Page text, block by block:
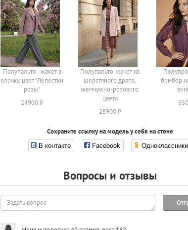
Полупальто - жакет в
елочку, цвет "Лепестки
розы"
24900 ₽
Полупальто-жакет из
шерстяного драпа,
жемчужно-розового
цвета
25900 ₽
бомбер
Сохраните ссылку на модель у себя на стене
В контакте Facebook Одноклассники
Вопросы и отзывы
Задать
вопрос